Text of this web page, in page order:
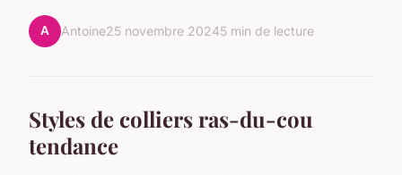
A Antoine25 novembre 20245 min de lecture
Styles de colliers ras-du-cou
tendance